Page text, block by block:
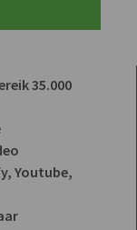
35.000
Youtube,